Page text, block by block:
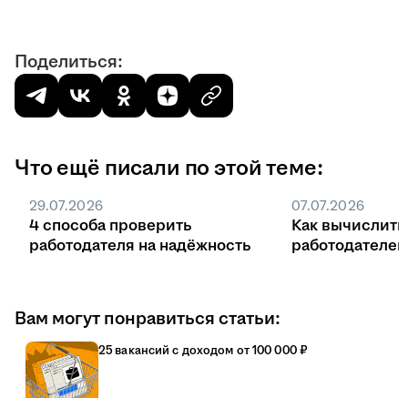
Поделиться:
Что ещё писали по этой теме:
29.07.2026
4 способа проверить
работодателя на надёжность
07.07.2026
Как вычислить
Вам могут понравиться статьи:
25 вакансий с доходом от 100 000 ₽